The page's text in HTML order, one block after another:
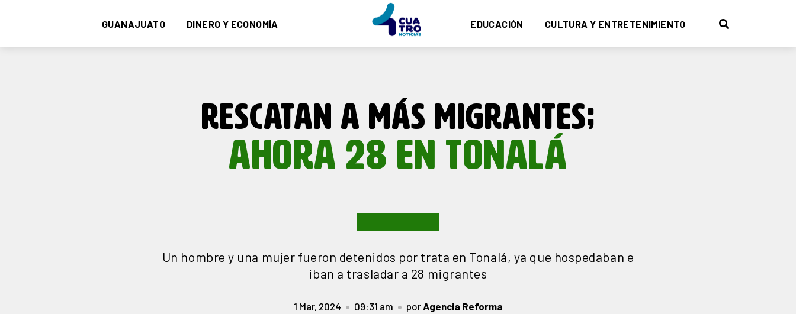
GUANAJUATO DINERO Y ECONOMÍA EDUCACIÓN CULTURA Y ENTRETENIMIENTO
RESCATAN A MÁS MIGRANTES;
AHORA 28 EN TONALÁ
Un hombre y una mujer fueron detenidos por trata en Tonalá, ya que hospedaban e
iban a trasladar a 28 migrantes
1 Mar, 2024 09:31 am porAgencia Reforma